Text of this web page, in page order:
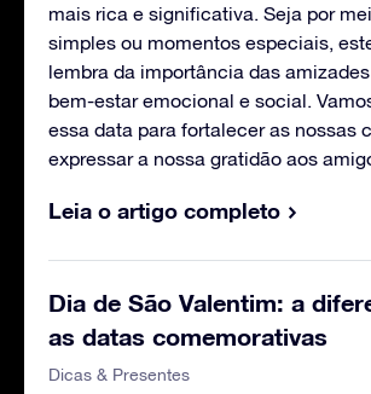
mais rica e significativa. Seja por
simples ou momentos especiais,
lembra da importância das
bem-estar emocional e social.
essa data para fortalecer as nossas
expressar a nossa gratidão aos
Leia o artigo completo
Dia de São Valentim: a
as datas comemorativas
Dicas & Presentes